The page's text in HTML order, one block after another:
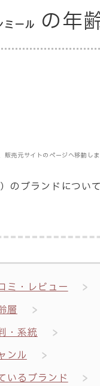
ミール の年
販売元サイトのページへ移動し
のブランドについ
ミ・レビュー
層
・系統
ンル
いるブランド